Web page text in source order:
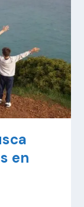
en